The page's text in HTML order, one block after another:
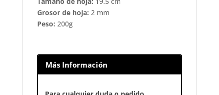
Grosor de hoja: 2 mm
Peso: 200g
Más Información